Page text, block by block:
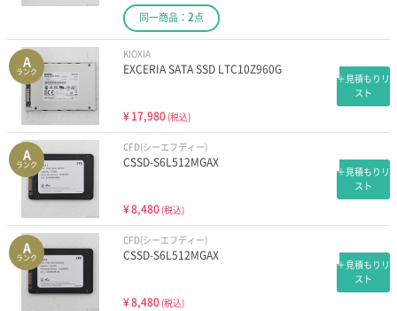
同一商品： 2点
A
ランク
KIOXIA
EXCERIA SATA SSD LTC10Z960G
¥17,980 (税込)
＋見積もりリ
スト
A
ランク
CFD(シーエフディー)
CSSD-S6L512MGAX
¥8,480 (税込)
＋見積もりリ
スト
A
ランク
CFD(シーエフディー)
CSSD-S6L512MGAX
¥8,480 (税込)
＋見積もりリ
スト